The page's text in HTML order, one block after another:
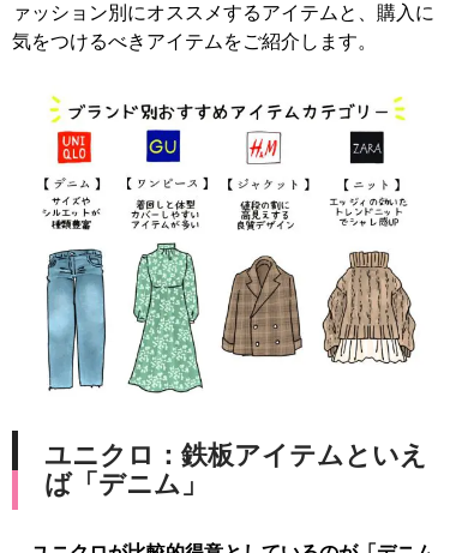
ァッション別にオススメするアイテムと、購入に
気をつけるべきアイテムをご紹介します。
ユニクロ：鉄板アイテムといえ
ば「デニム」